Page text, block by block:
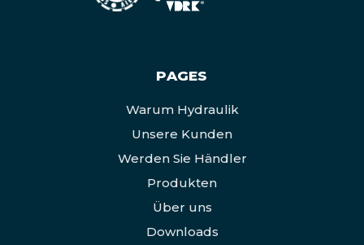
PAGES
Warum Hydraulik
Unsere Kunden
Werden Sie Händler
Produkten
Über uns
Downloads